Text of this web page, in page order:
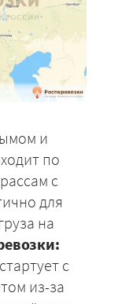
и
по
с
для
на
стартует с
из-за